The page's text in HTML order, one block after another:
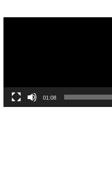
01:08